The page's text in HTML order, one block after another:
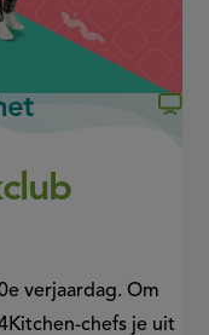
verjaardag. Om
chefs je uit